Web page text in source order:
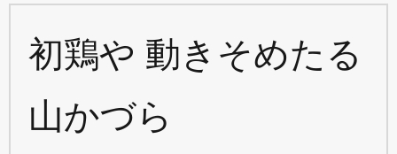
初鶏や 動きそめたる
山かづら